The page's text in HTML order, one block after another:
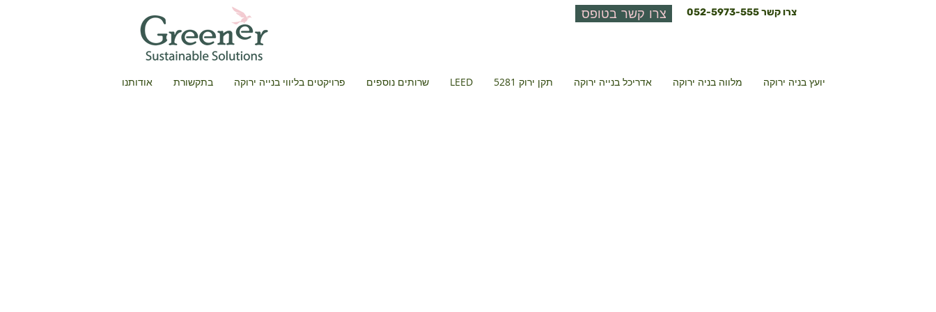
צרו קשר052-5973-555 צרו קשר בטופס
יועץ בניה ירוקה מלווה בניה ירוקה אדריכל בנייה ירוקה תקן ירוק 5281 LEED שרותים נוספים פרויקטים בליווי בנייה ירוקה בתקשורת אודותנו